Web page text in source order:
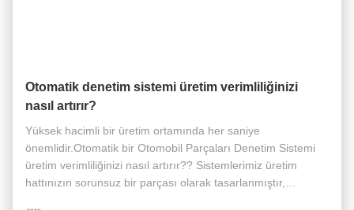
Otomatik denetim sistemi üretim verimliliğinizi
nasıl artırır?
Yüksek hacimli bir üretim ortamında her saniye
önemlidir.Otomatik bir Otomobil Parçaları Denetim Sistemi
üretim verimliliğinizi nasıl artırır?? Sistemlerimiz üretim
hattınızın sorunsuz bir parçası olarak tasarlanmıştır,